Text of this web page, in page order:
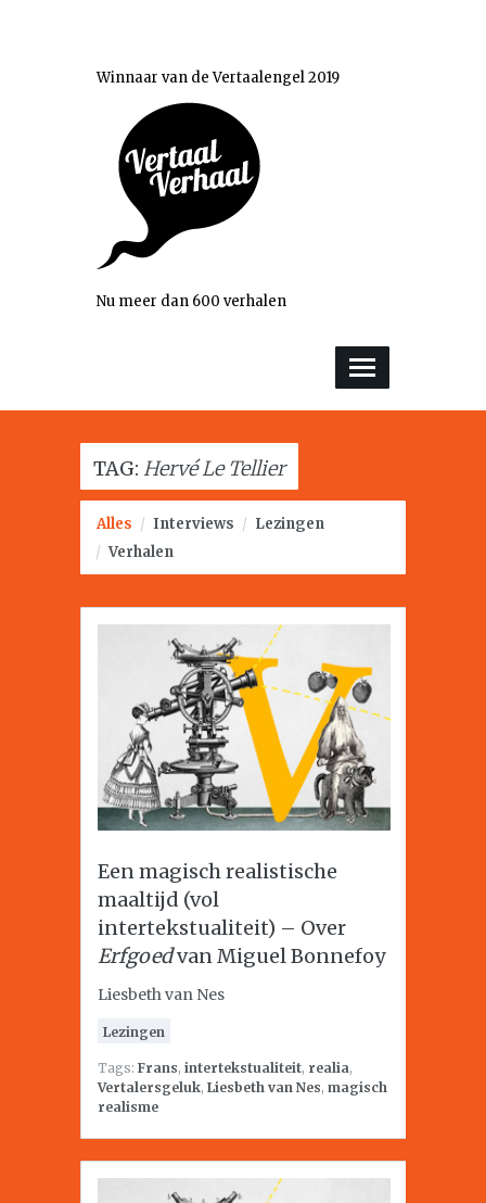
Winnaar van de Vertaalengel 2019
Nu meer dan 600 verhalen
TAG: Hervé Le Tellier
Alles / Interviews / Lezingen
/ Verhalen
Een magisch realistische
maaltijd (vol
intertekstualiteit) – Over
Erfgoedvan Miguel Bonnefoy
Liesbeth van Nes
Lezingen
Tags: Frans, intertekstualiteit, realia,
Vertalersgeluk, Liesbeth van Nes, magisch
realisme